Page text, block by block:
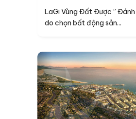
LaGi Vùng Đất Được ” Đánh
do chọn bất động sản...